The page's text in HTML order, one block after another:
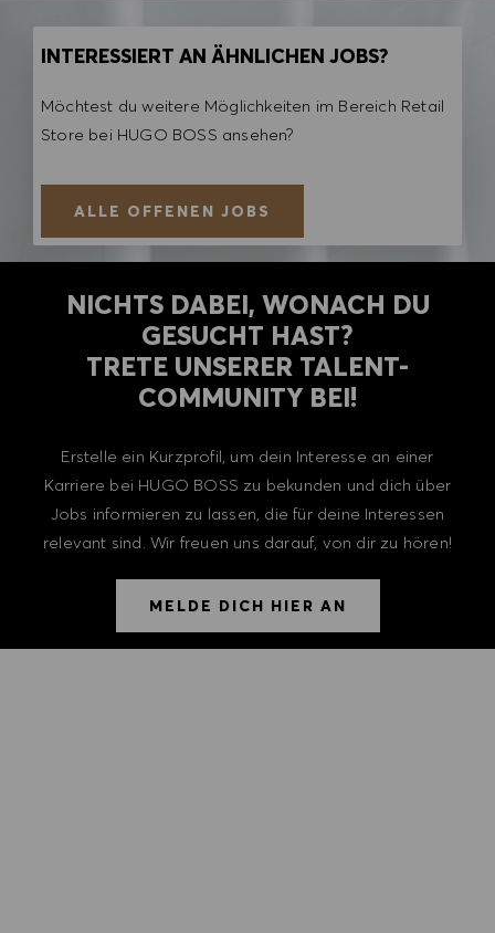
INTERESSIERT AN ÄHNLICHEN JOBS?
Möchtest du weitere Möglichkeiten im Bereich Retail
Store bei HUGO BOSS ansehen?
ALLE OFFENEN JOBS
NICHTS DABEI, WONACH DU
GESUCHT HAST?
TRETE UNSERER TALENT-
COMMUNITY BEI!
Erstelle ein Kurzprofil, um dein Interesse an einer
Karriere bei HUGO BOSS zu bekunden und dich über
Jobs informieren zu lassen, die für deine Interessen
relevant sind. Wir freuen uns darauf, von dir zu hören!
MELDE DICH HIER AN